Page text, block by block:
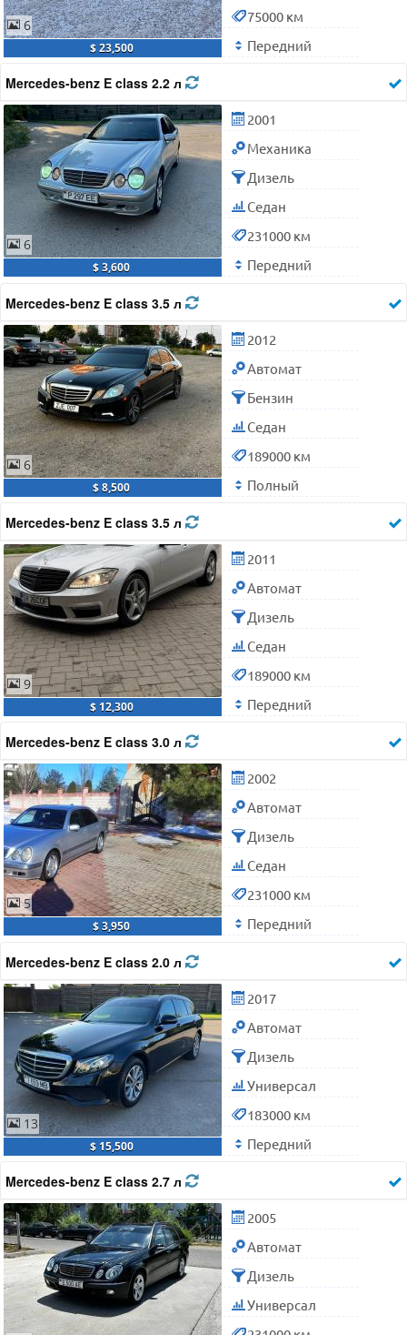
6
$ 23,500
75000 км
Передний
Mercedes-benz E class 2.2 л
6
$ 3,600
2001
Механика
Дизель
Седан
231000 км
Передний
Mercedes-benz E class 3.5 л
6
$ 8,500
2012
Автомат
Бензин
Седан
189000 км
Полный
Mercedes-benz E class 3.5 л
9
$ 12,300
2011
Автомат
Дизель
Седан
189000 км
Передний
Mercedes-benz E class 3.0 л
5
$ 3,950
2002
Автомат
Дизель
Седан
231000 км
Передний
Mercedes-benz E class 2.0 л
13
$ 15,500
2017
Автомат
Дизель
Универсал
183000 км
Передний
Mercedes-benz E class 2.7 л
2005
Автомат
Дизель
Универсал